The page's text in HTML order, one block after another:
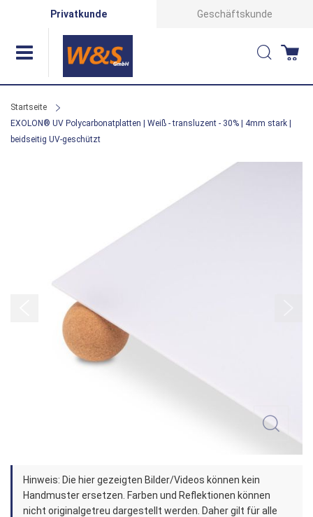
Privatkunde Geschäftskunde
Suche
Startseite
EXOLON® UV Polycarbonatplatten | Weiß - transluzent - 30% | 4mm stark |
beidseitig UV-geschützt
Zum
Anfang
der
Hinweis: Die hier gezeigten Bilder/Videos können kein
Handmuster ersetzen. Farben und Reflektionen können
nicht originalgetreu dargestellt werden. Daher gilt für alle